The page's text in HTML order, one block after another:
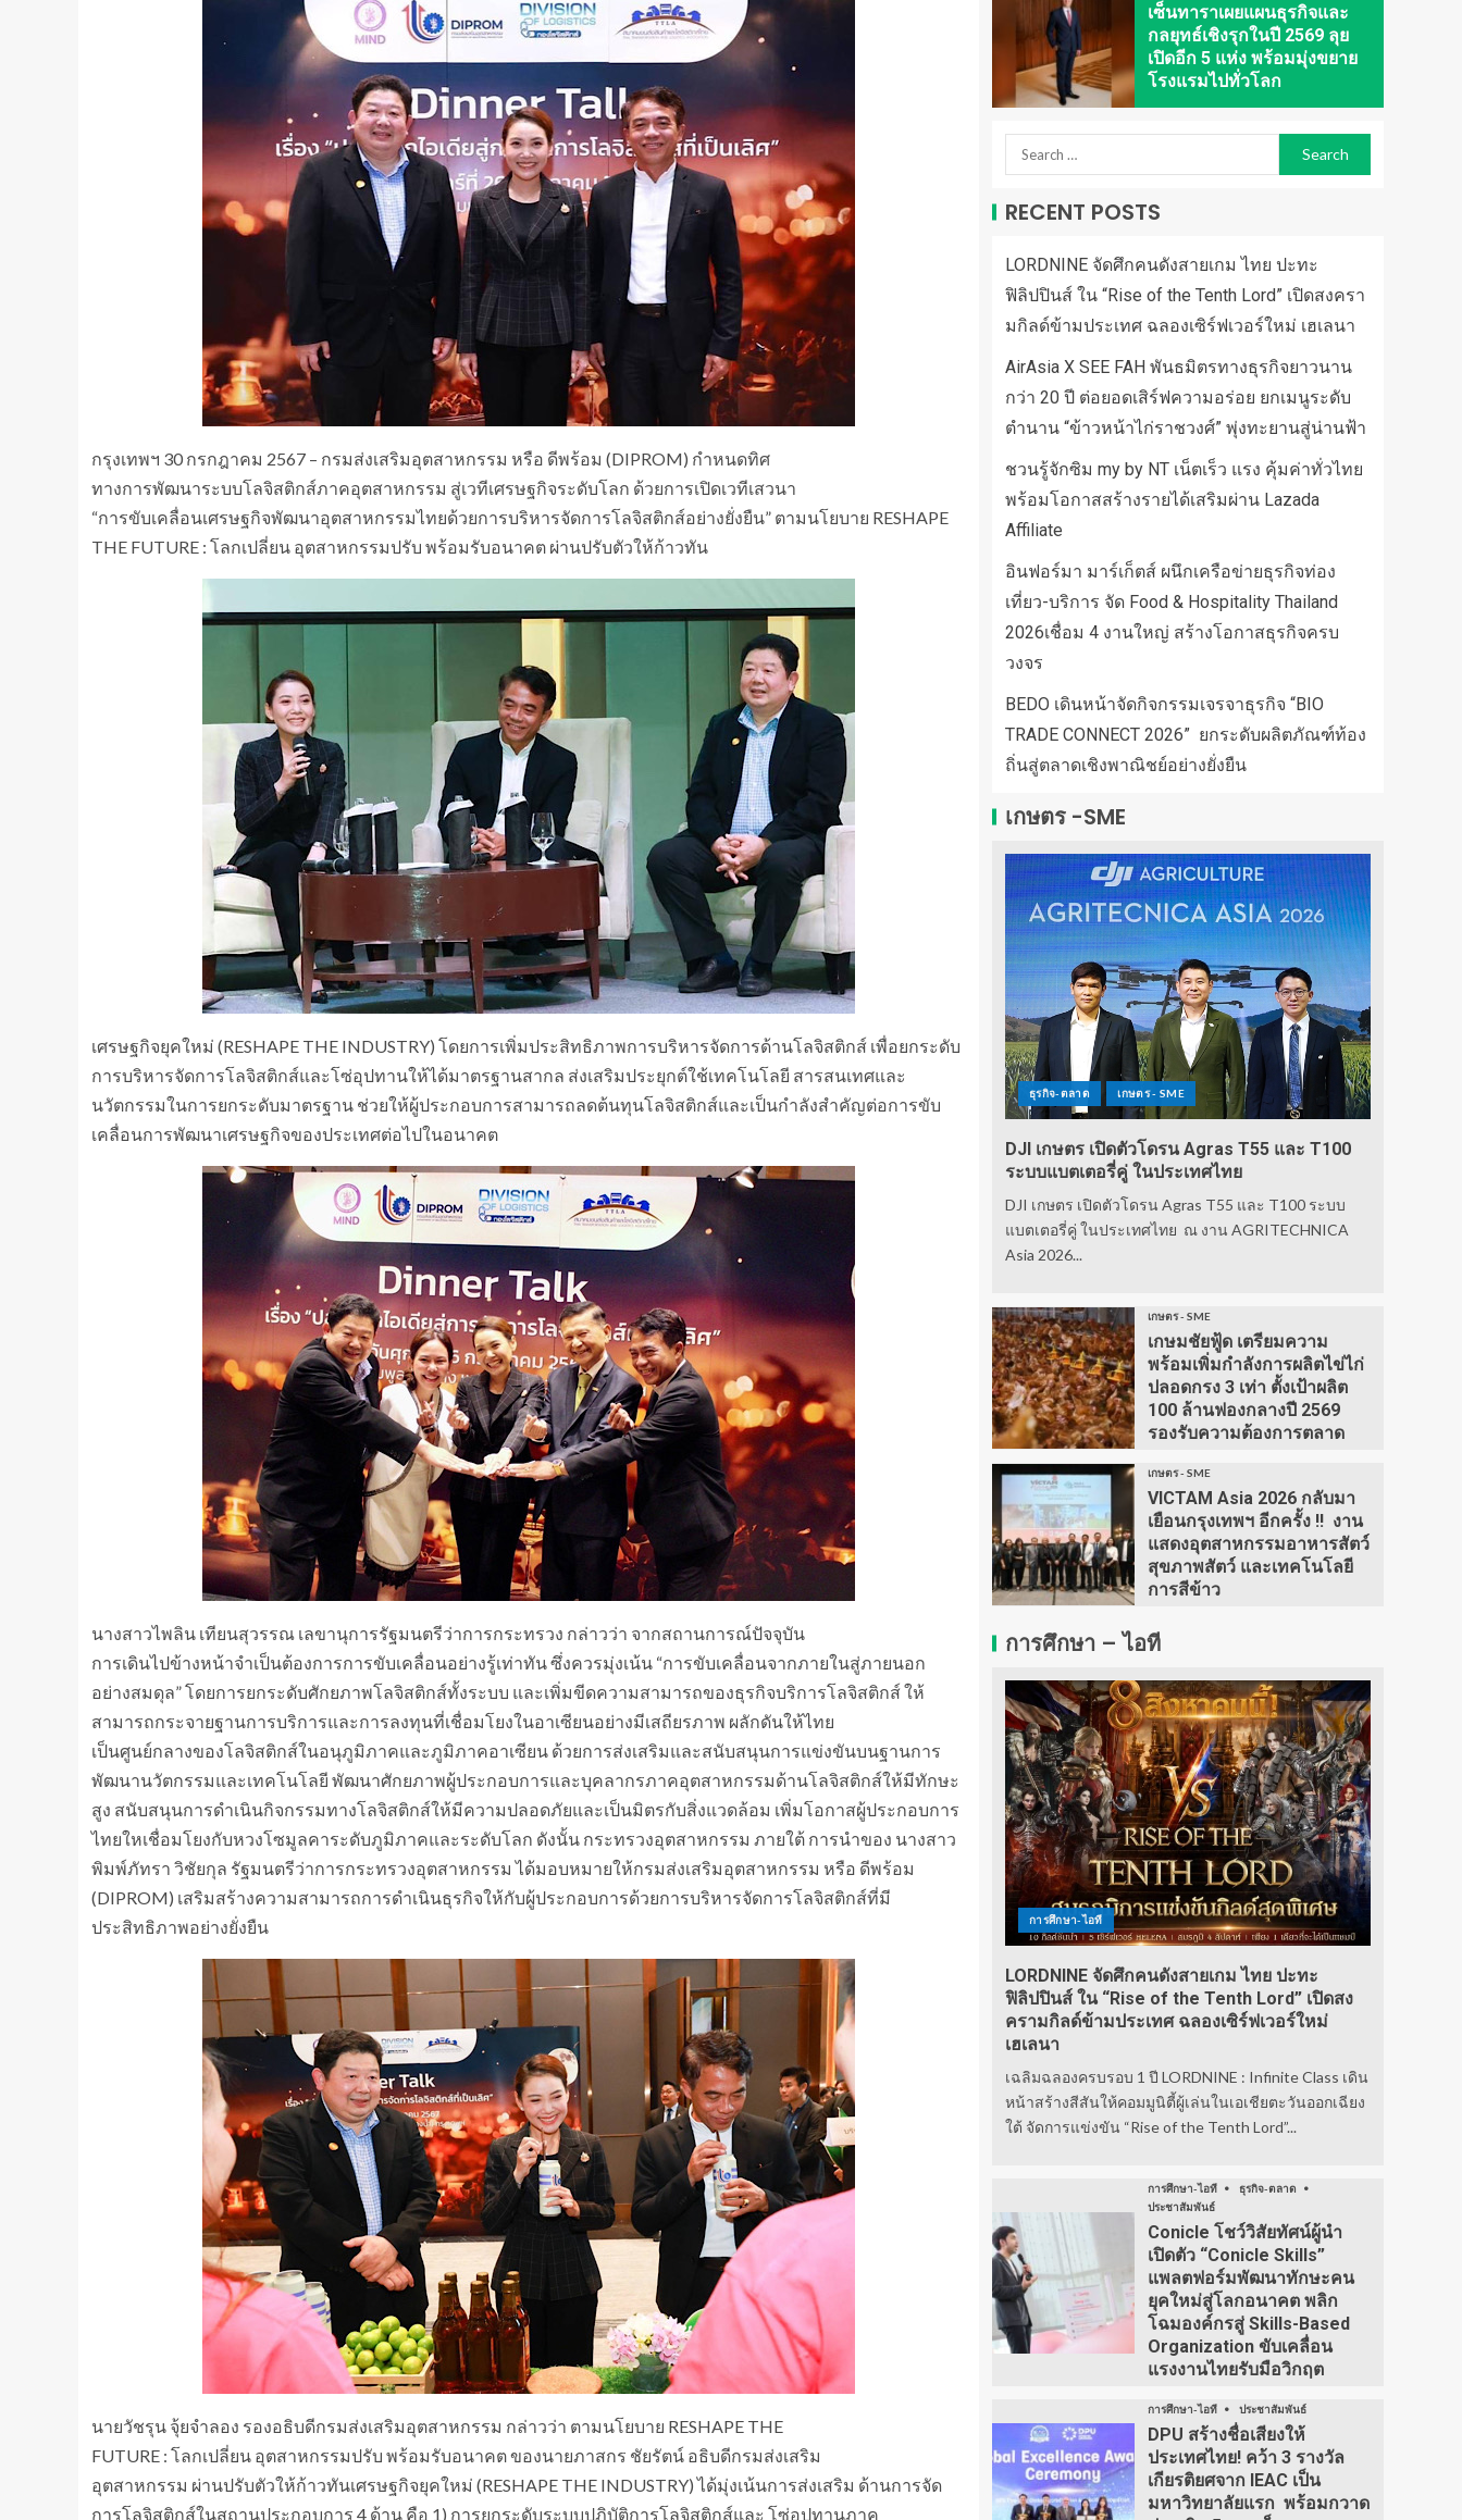
กรุงเทพฯ 30 กรกฎาคม 2567 – กรมส่งเสริมอุตสาหกรรม หรือ ดีพร้อม (DIPROM) กำหนดทิศ
ทางการพัฒนาระบบโลจิสติกส์ภาคอุตสาหกรรม สู่เวทีเศรษฐกิจระดับโลก ด้วยการเปิดเวทีเสวนา
“การขับเคลื่อนเศรษฐกิจพัฒนาอุตสาหกรรมไทยด้วยการบริหารจัดการโลจิสติกส์อย่างยั่งยืน” ตามนโยบาย RESHAPE
THE FUTURE : โลกเปลี่ยน อุตสาหกรรมปรับ พร้อมรับอนาคต ผ่านปรับตัวให้ก้าวทัน
เศรษฐกิจยุคใหม่ (RESHAPE THE INDUSTRY) โดยการเพิ่มประสิทธิภาพการบริหารจัดการด้านโลจิสติกส์ เพื่อยกระดับ
การบริหารจัดการโลจิสติกส์และโซ่อุปทานให้ได้มาตรฐานสากล ส่งเสริมประยุกต์ใช้เทคโนโลยี สารสนเทศและ
นวัตกรรมในการยกระดับมาตรฐาน ช่วยให้ผู้ประกอบการสามารถลดต้นทุนโลจิสติกส์และเป็นกำลังสำคัญต่อการขับ
เคลื่อนการพัฒนาเศรษฐกิจของประเทศต่อไปในอนาคต
นางสาวไพลิน เทียนสุวรรณ เลขานุการรัฐมนตรีว่าการกระทรวง กล่าวว่า จากสถานการณ์ปัจจุบัน
การเดินไปข้างหน้าจำเป็นต้องการการขับเคลื่อนอย่างรู้เท่าทัน ซึ่งควรมุ่งเน้น “การขับเคลื่อนจากภายในสู่ภายนอก
อย่างสมดุล” โดยการยกระดับศักยภาพโลจิสติกส์ทั้งระบบ และเพิ่มขีดความสามารถของธุรกิจบริการโลจิสติกส์ ให้
สามารถกระจายฐานการบริการและการลงทุนที่เชื่อมโยงในอาเซียนอย่างมีเสถียรภาพ ผลักดันให้ไทย
เป็นศูนย์กลางของโลจิสติกส์ในอนุภูมิภาคและภูมิภาคอาเซียน ด้วยการส่งเสริมและสนับสนุนการแข่งขันบนฐานการ
พัฒนานวัตกรรมและเทคโนโลยี พัฒนาศักยภาพผู้ประกอบการและบุคลากรภาคอุตสาหกรรมด้านโลจิสติกส์ให้มีทักษะ
สูง สนับสนุนการดำเนินกิจกรรมทางโลจิสติกส์ให้มีความปลอดภัยและเป็นมิตรกับสิ่งแวดล้อม เพิ่มโอกาสผู้ประกอบการ
ไทยใหเชื่อมโยงกับหวงโซมูลคาระดับภูมิภาคและระดับโลก ดังนั้น กระทรวงอุตสาหกรรม ภายใต้ การนำของ นางสาว
พิมพ์ภัทรา วิชัยกุล รัฐมนตรีว่าการกระทรวงอุตสาหกรรม ได้มอบหมายให้กรมส่งเสริมอุตสาหกรรม หรือ ดีพร้อม
(DIPROM) เสริมสร้างความสามารถการดำเนินธุรกิจให้กับผู้ประกอบการด้วยการบริหารจัดการโลจิสติกส์ที่มี
ประสิทธิภาพอย่างยั่งยืน
นายวัชรุน จุ้ยจำลอง รองอธิบดีกรมส่งเสริมอุตสาหกรรม กล่าวว่า ตามนโยบาย RESHAPE THE
FUTURE : โลกเปลี่ยน อุตสาหกรรมปรับ พร้อมรับอนาคต ของนายภาสกร ชัยรัตน์ อธิบดีกรมส่งเสริม
อุตสาหกรรม ผ่านปรับตัวให้ก้าวทันเศรษฐกิจยุคใหม่ (RESHAPE THE INDUSTRY) ได้มุ่งเน้นการส่งเสริม ด้านการจัด
การโลจิสติกส์ในสถานประกอบการ 4 ด้าน คือ 1) การยกระดับระบบปฏิบัติการโลจิสติกส์และ โซ่อุปทานภาค
เซ็นทาราเผยแผนธุรกิจและ
กลยุทธ์เชิงรุกในปี 2569 ลุย
เปิดอีก 5 แห่ง พร้อมมุ่งขยาย
โรงแรมไปทั่วโลก
RECENT POSTS
LORDNINE จัดศึกคนดังสายเกม ไทย ปะทะ
ฟิลิปปินส์ ใน “Rise of the Tenth Lord” เปิดสงครา
มกิลด์ข้ามประเทศ ฉลองเซิร์ฟเวอร์ใหม่ เฮเลนา
AirAsia X SEE FAH พันธมิตรทางธุรกิจยาวนาน
กว่า 20 ปี ต่อยอดเสิร์ฟความอร่อย ยกเมนูระดับ
ตำนาน “ข้าวหน้าไก่ราชวงศ์” พุ่งทะยานสู่น่านฟ้า
ชวนรู้จักซิม my by NT เน็ตเร็ว แรง คุ้มค่าทั่วไทย
พร้อมโอกาสสร้างรายได้เสริมผ่าน Lazada
Affiliate
อินฟอร์มา มาร์เก็ตส์ ผนึกเครือข่ายธุรกิจท่อง
เที่ยว-บริการ จัด Food & Hospitality Thailand
2026เชื่อม 4 งานใหญ่ สร้างโอกาสธุรกิจครบ
วงจร
BEDO เดินหน้าจัดกิจกรรมเจรจาธุรกิจ “BIO
TRADE CONNECT 2026” ยกระดับผลิตภัณฑ์ท้อง
ถิ่นสู่ตลาดเชิงพาณิชย์อย่างยั่งยืน
เกษตร -SME
ธุรกิจ-ตลาด เกษตร - SME
DJI เกษตร เปิดตัวโดรน Agras T55 และ T100
ระบบแบตเตอรี่คู่ ในประเทศไทย
DJI เกษตร เปิดตัวโดรน Agras T55 และ T100 ระบบ
แบตเตอรี่คู่ ในประเทศไทย ณ งาน AGRITECHNICA
Asia 2026...
เกษตร - SME
เกษมชัยฟู้ด เตรียมความ
พร้อมเพิ่มกำลังการผลิตไข่ไก่
ปลอดกรง 3 เท่า ตั้งเป้าผลิต
100 ล้านฟองกลางปี 2569
รองรับความต้องการตลาด
เกษตร - SME
VICTAM Asia 2026 กลับมา
เยือนกรุงเทพฯ อีกครั้ง !! งาน
แสดงอุตสาหกรรมอาหารสัตว์
สุขภาพสัตว์ และเทคโนโลยี
การสีข้าว
การศึกษา – ไอที
การศึกษา-ไอที
LORDNINE จัดศึกคนดังสายเกม ไทย ปะทะ
ฟิลิปปินส์ ใน “Rise of the Tenth Lord” เปิดสง
ครามกิลด์ข้ามประเทศ ฉลองเซิร์ฟเวอร์ใหม่
เฮเลนา
เฉลิมฉลองครบรอบ 1 ปี LORDNINE : Infinite Class เดิน
หน้าสร้างสีสันให้คอมมูนิตี้ผู้เล่นในเอเชียตะวันออกเฉียง
ใต้ จัดการแข่งขัน “Rise of the Tenth Lord”...
การศึกษา-ไอที
ธุรกิจ-ตลาด
ประชาสัมพันธ์
Conicle โชว์วิสัยทัศน์ผู้นำ
เปิดตัว “Conicle Skills”
แพลตฟอร์มพัฒนาทักษะคน
ยุคใหม่สู่โลกอนาคต พลิก
โฉมองค์กรสู่ Skills-Based
Organization ขับเคลื่อน
แรงงานไทยรับมือวิกฤต
การศึกษา-ไอที ประชาสัมพันธ์
DPU สร้างชื่อเสียงให้
ประเทศไทย! คว้า 3 รางวัล
เกียรติยศจาก IEAC เป็น
มหาวิทยาลัยแรก พร้อมกวาด